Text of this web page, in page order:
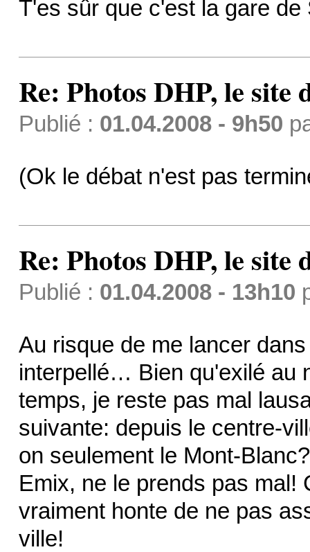
T'es sûr que c'est la gare
Re: Photos DHP, le site
Publié : 01.04.2008 - 9h50
(Ok le débat n'est pas
Re: Photos DHP, le site
Publié : 01.04.2008 - 13h10
Au risque de me lancer
interpellé… Bien qu'exilé au
temps, je reste pas mal
suivante: depuis le centre-
on seulement le Mont-
Emix, ne le prends pas mal!
vraiment honte de ne pas
ville!